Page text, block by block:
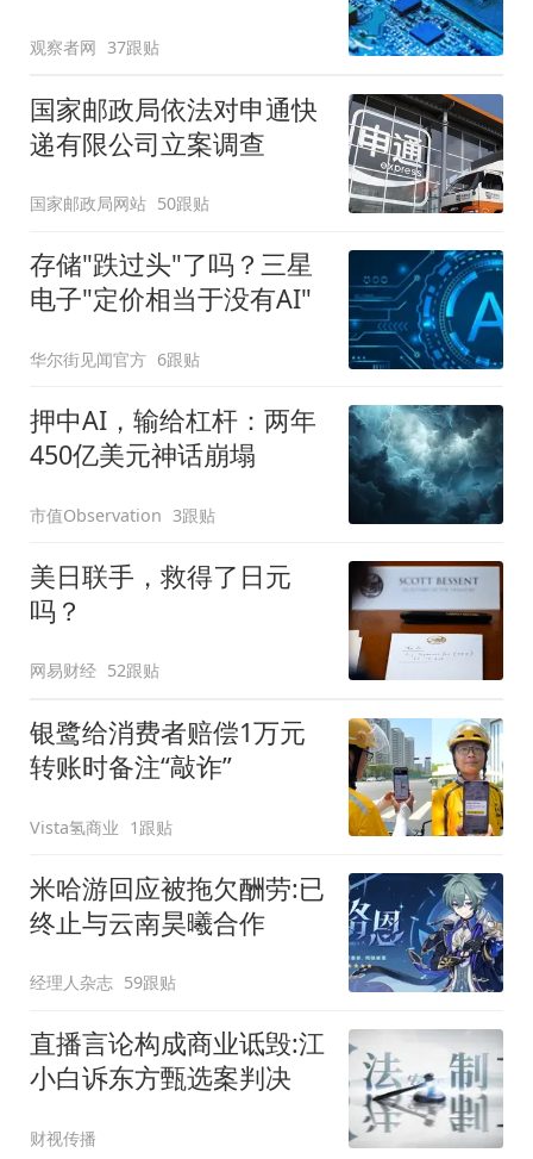
观察者网 37跟贴
国家邮政局依法对申通快
递有限公司立案调查
国家邮政局网站 50跟贴
存储"跌过头"了吗？三星
电子"定价相当于没有AI"
华尔街见闻官方 6跟贴
押中AI，输给杠杆：两年
450亿美元神话崩塌
市值Observation 3跟贴
美日联手，救得了日元
吗？
网易财经 52跟贴
银鹭给消费者赔偿1万元
转账时备注“敲诈”
Vista氢商业 1跟贴
米哈游回应被拖欠酬劳:已
终止与云南昊曦合作
经理人杂志 59跟贴
直播言论构成商业诋毁:江
小白诉东方甄选案判决
财视传播